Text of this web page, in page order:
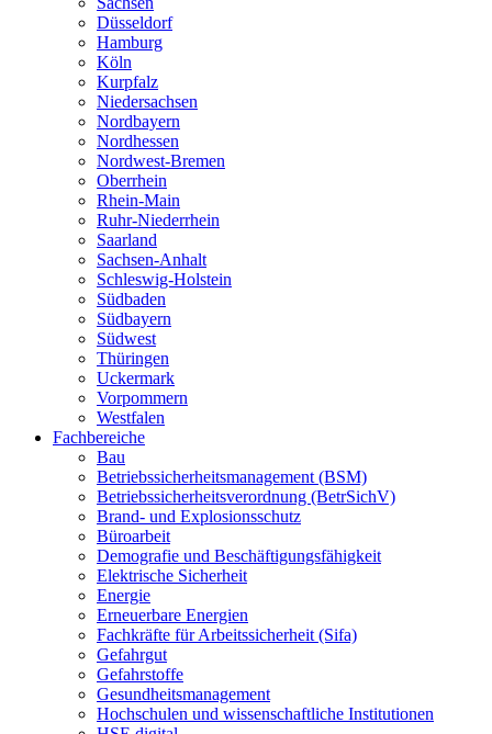
Düsseldorf
Hamburg
Köln
Kurpfalz
Niedersachsen
Nordbayern
Nordhessen
Nordwest-Bremen
Oberrhein
Rhein-Main
Ruhr-Niederrhein
Saarland
Sachsen-Anhalt
Schleswig-Holstein
Südbaden
Südbayern
Südwest
Thüringen
Uckermark
Vorpommern
Westfalen
Fachbereiche
Bau
Betriebssicherheitsmanagement (BSM)
Betriebssicherheitsverordnung (BetrSichV)
Brand- und Explosionsschutz
Büroarbeit
Demografie und Beschäftigungsfähigkeit
Elektrische Sicherheit
Energie
Erneuerbare Energien
Fachkräfte für Arbeitssicherheit (Sifa)
Gefahrgut
Gefahrstoffe
Gesundheitsmanagement
Hochschulen und wissenschaftliche Institutionen